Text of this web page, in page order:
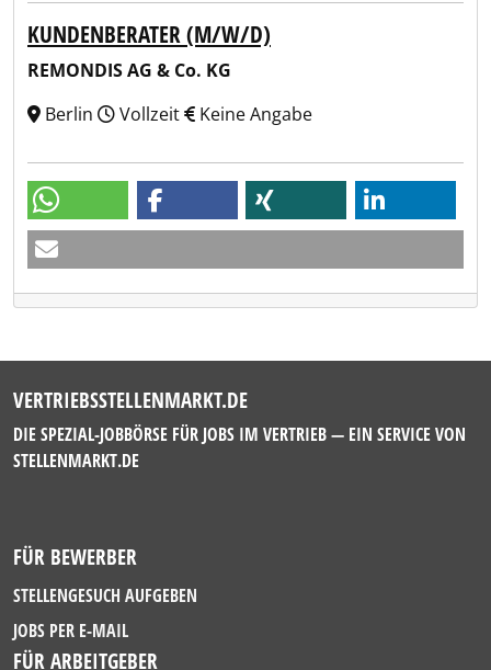
KUNDENBERATER (M/W/D)
REMONDIS AG & Co. KG
Berlin
Vollzeit Keine Angabe
VERTRIEBSSTELLENMARKT.DE
DIE SPEZIAL-JOBBÖRSE FÜR JOBS IM VERTRIEB — EIN SERVICE VON
STELLENMARKT.DE
FÜR BEWERBER
STELLENGESUCH AUFGEBEN
JOBS PER E-MAIL
FÜR ARBEITGEBER